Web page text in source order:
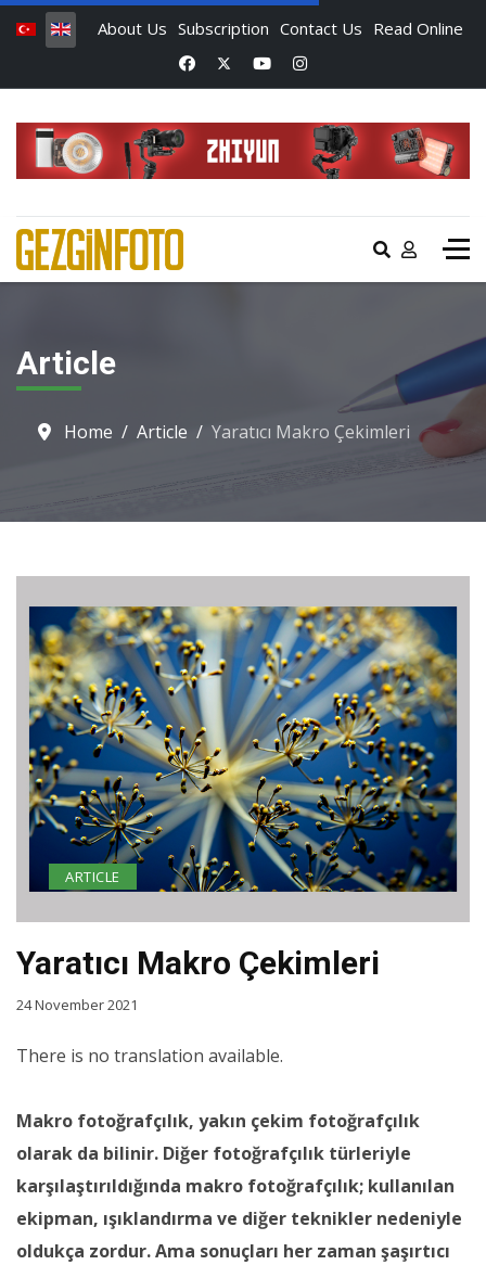
About Us Subscription Contact Us Read Online
Article
Home Article Yaratıcı Makro Çekimleri
Yaratıcı Makro Çekimleri
ARTICLE
24 November 2021
There is no translation available.
Makro fotoğrafçılık, yakın çekim fotoğrafçılık
olarak da bilinir. Diğer fotoğrafçılık türleriyle
karşılaştırıldığında makro fotoğrafçılık; kullanılan
ekipman, ışıklandırma ve diğer teknikler nedeniyle
oldukça zordur. Ama sonuçları her zaman şaşırtıcı